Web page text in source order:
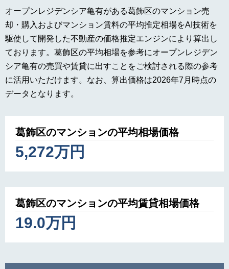
オープンレジデンシア亀有がある葛飾区のマンション売
却・購入およびマンション賃料の平均推定相場をAI技術を
駆使して開発した不動産の価格推定エンジンにより算出し
ております。葛飾区の平均相場を参考にオープンレジデン
シア亀有の売買や賃貸に出すことをご検討される際の参考
に活用いただけます。なお、算出価格は2026年7月時点の
データとなります。
葛飾区のマンションの平均相場価格
5,272万円
葛飾区のマンションの平均賃貸相場価格
19.0万円